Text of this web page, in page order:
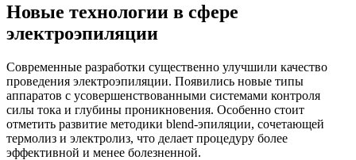
Новые технологии в сфере
электроэпиляции
Современные разработки существенно улучшили качество
проведения электроэпиляции. Появились новые типы
аппаратов с усовершенствованными системами контроля
силы тока и глубины проникновения. Особенно стоит
отметить развитие методики blend-эпиляции, сочетающей
термолиз и электролиз, что делает процедуру более
эффективной и менее болезненной.